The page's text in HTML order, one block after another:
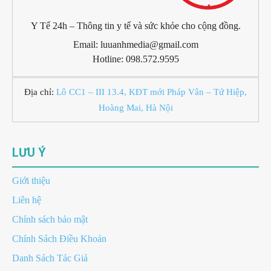
Y Tế 24h – Thông tin y tế và sức khỏe cho cộng đồng.
Email: luuanhmedia@gmail.com
Hotline: 098.572.9595
Địa chỉ: Lô CC1 – III 13.4, KĐT mới Pháp Vân – Tứ Hiệp,
Hoàng Mai, Hà Nội
LƯU Ý
Giới thiệu
Liên hệ
Chính sách bảo mật
Chính Sách Điều Khoản
Danh Sách Tác Giả